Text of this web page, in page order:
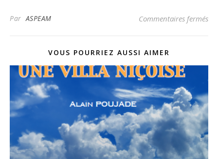
ParASPEAM Commentaires fermés
VOUS POURRIEZ AUSSI AIMER